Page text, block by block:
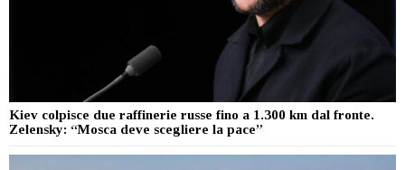
Kiev colpisce due raffinerie russe fino a 1.300 km dal fronte.
Zelensky: “Mosca deve scegliere la pace”